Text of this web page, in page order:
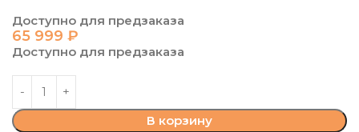
Доступно для предзаказа
65 999 ₽
Доступно для предзаказа
В корзину